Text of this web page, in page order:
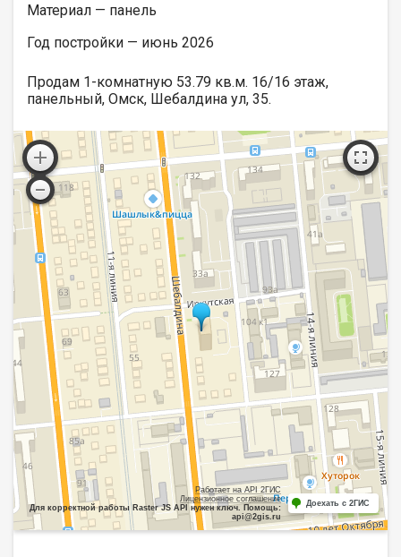
Материал — панель
Год постройки — июнь 2026
Продам 1-комнатную 53.79 кв.м. 16/16 этаж,
панельный, Омск, Шебалдина ул, 35.
Работает на API 2ГИС
Лицензионное соглашение
Для корректной работы Raster JS API нужен ключ. Помощь:
api@2gis.ru
Доехать с 2ГИС